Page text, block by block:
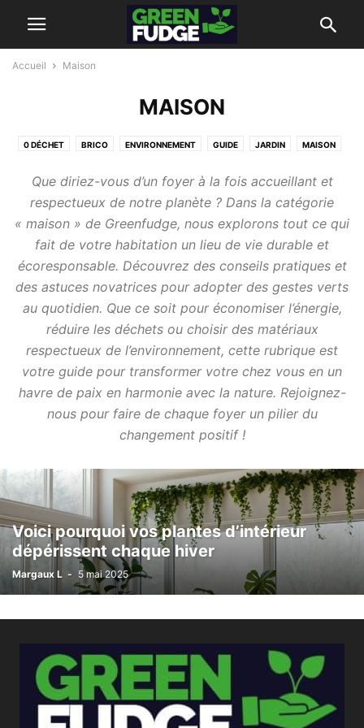
Accueil Maison
MAISON
0 DÉCHET BRICO ENVIRONNEMENT GUIDE JARDIN MAISON
Que diriez-vous d’un foyer à la fois accueillant et
respectueux de notre planète ? Dans la catégorie
« maison » de Greenfudge, nous explorons tout ce qui
fait de votre habitation un lieu de vie durable et
écoresponsable. Découvrez des conseils pratiques et
des astuces novatrices pour adopter des gestes verts
au quotidien. Que ce soit pour économiser l’énergie,
réduire les déchets ou choisir des matériaux
respectueux de l’environnement, cette rubrique est
votre guide pour transformer votre chez vous en un
havre de paix en harmonie avec la nature. Rejoignez-
nous pour faire de chaque foyer un pilier du
changement positif !
Voici pourquoi vos plantes d’intérieur
dépérissent chaque hiver
Margaux L - 5 mai 2025